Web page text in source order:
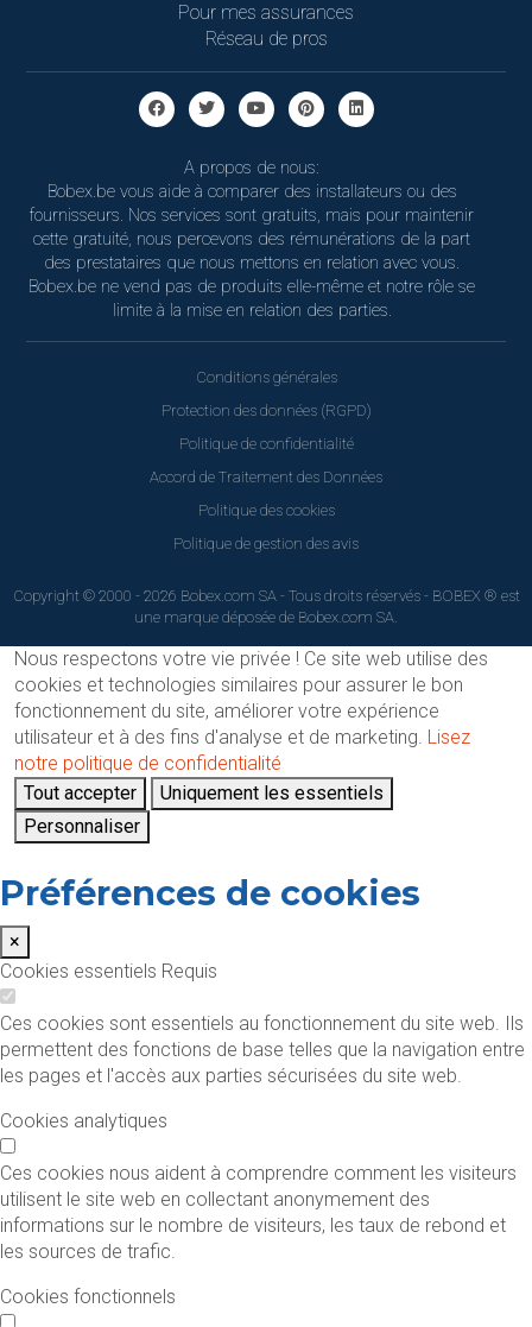
Pour mes assurances
Réseau de pros
A propos de nous:
Bobex.be vous aide à comparer des installateurs ou des
fournisseurs. Nos services sont gratuits, mais pour maintenir
cette gratuité, nous percevons des rémunérations de la part
des prestataires que nous mettons en relation avec vous.
Bobex.be ne vend pas de produits elle-même et notre rôle se
limite à la mise en relation des parties.
Conditions générales
Protection des données (RGPD)
Politique de confidentialité
Accord de Traitement des Données
Politique des cookies
Politique de gestion des avis
Copyright © 2000 - 2026 Bobex.com SA - Tous droits réservés - BOBEX ® est
une marque déposée de Bobex.com SA.
Nous respectons votre vie privée ! Ce site web utilise des
cookies et technologies similaires pour assurer le bon
fonctionnement du site, améliorer votre expérience
utilisateur et à des fins d'analyse et de marketing. Lisez
notre politique de confidentialité
Tout accepter
Uniquement les essentiels
Personnaliser
Préférences de cookies
×
Cookies essentiels Requis
Ces cookies sont essentiels au fonctionnement du site web. Ils
permettent des fonctions de base telles que la navigation entre
les pages et l'accès aux parties sécurisées du site web.
Cookies analytiques
Ces cookies nous aident à comprendre comment les visiteurs
utilisent le site web en collectant anonymement des
informations sur le nombre de visiteurs, les taux de rebond et
les sources de trafic.
Cookies fonctionnels